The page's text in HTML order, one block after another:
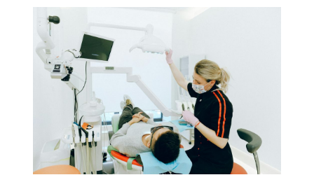
avdekke eventuelle feil og avvik tid...